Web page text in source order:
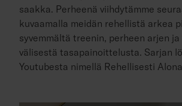
saakka. Perheenä viihdytämme
kuvaamalla meidän rehellistä arkea
syvemmältä treenin, perheen arjen
välisestä tasapainoittelusta. Sarjan
Youtubesta nimellä Rehellisesti